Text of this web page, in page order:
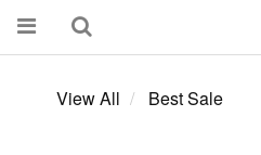
View All Best Sale